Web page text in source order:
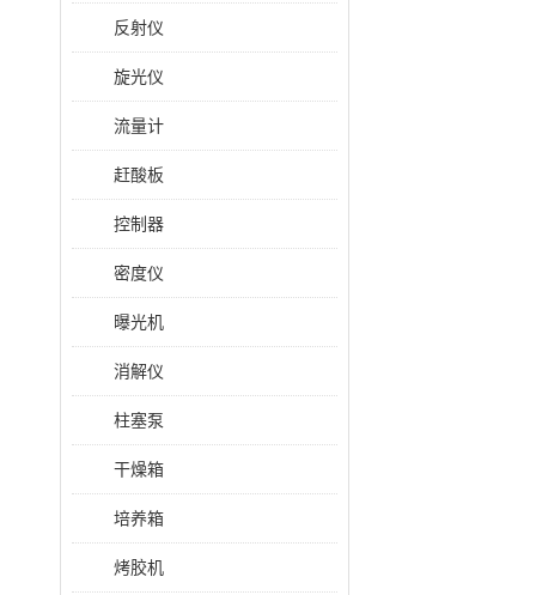
反射仪
旋光仪
流量计
赶酸板
控制器
密度仪
曝光机
消解仪
柱塞泵
干燥箱
培养箱
烤胶机